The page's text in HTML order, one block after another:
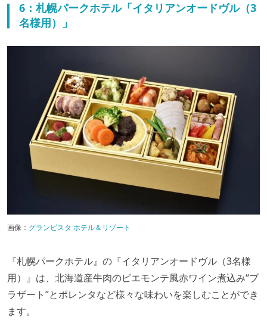
6：札幌パークホテル「イタリアンオードヴル（3
名様用）」
画像： グランビスタ ホテル＆リゾート
『札幌パークホテル』の『イタリアンオードヴル（3名様
用）』は、北海道産牛肉のピエモンテ風赤ワイン煮込み“ブ
ラザート”とポレンタなど様々な味わいを楽しむことができ
ます。